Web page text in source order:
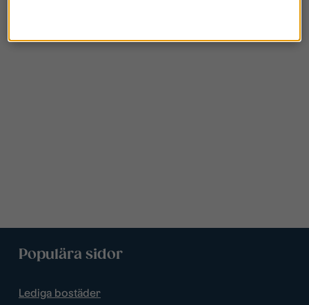
Populära sidor
Lediga bostäder